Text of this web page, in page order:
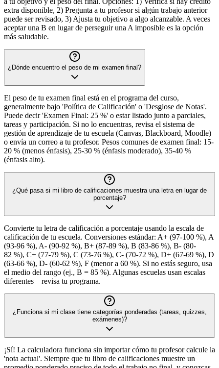
extra disponible, 2) Pregunta a tu profesor si algún trabajo anterior
puede ser revisado, 3) Ajusta tu objetivo a algo alcanzable. A veces
aceptar una B en lugar de perseguir una A imposible es la opción
más saludable.
¿Dónde encuentro el peso de mi examen final?
El peso de tu examen final está en el programa del curso,
generalmente bajo 'Política de Calificación' o 'Desglose de Notas'.
Puede decir 'Examen Final: 25 %' o estar listado junto a parciales,
tareas y participación. Si no lo encuentras, revisa el sistema de
gestión de aprendizaje de tu escuela (Canvas, Blackboard, Moodle)
o envía un correo a tu profesor. Pesos comunes de examen final: 15-
20 % (menos énfasis), 25-30 % (énfasis moderado), 35-40 %
(énfasis alto).
¿Qué pasa si mi libro de calificaciones muestra una letra en lugar de
porcentaje?
Convierte tu letra de calificación a porcentaje usando la escala de
calificación de tu escuela. Conversiones estándar: A+ (97-100 %), A
(93-96 %), A- (90-92 %), B+ (87-89 %), B (83-86 %), B- (80-
82 %), C+ (77-79 %), C (73-76 %), C- (70-72 %), D+ (67-69 %), D
(63-66 %), D- (60-62 %), F (menor a 60 %). Si no estás seguro, usa
el medio del rango (ej., B = 85 %). Algunas escuelas usan escalas
diferentes—revisa tu programa.
¿Funciona si mi clase tiene categorías ponderadas (tareas, quizzes,
exámenes)?
¡Sí! La calculadora funciona sin importar cómo tu profesor calcule la
'nota actual'. Siempre que tu libro de calificaciones muestre un